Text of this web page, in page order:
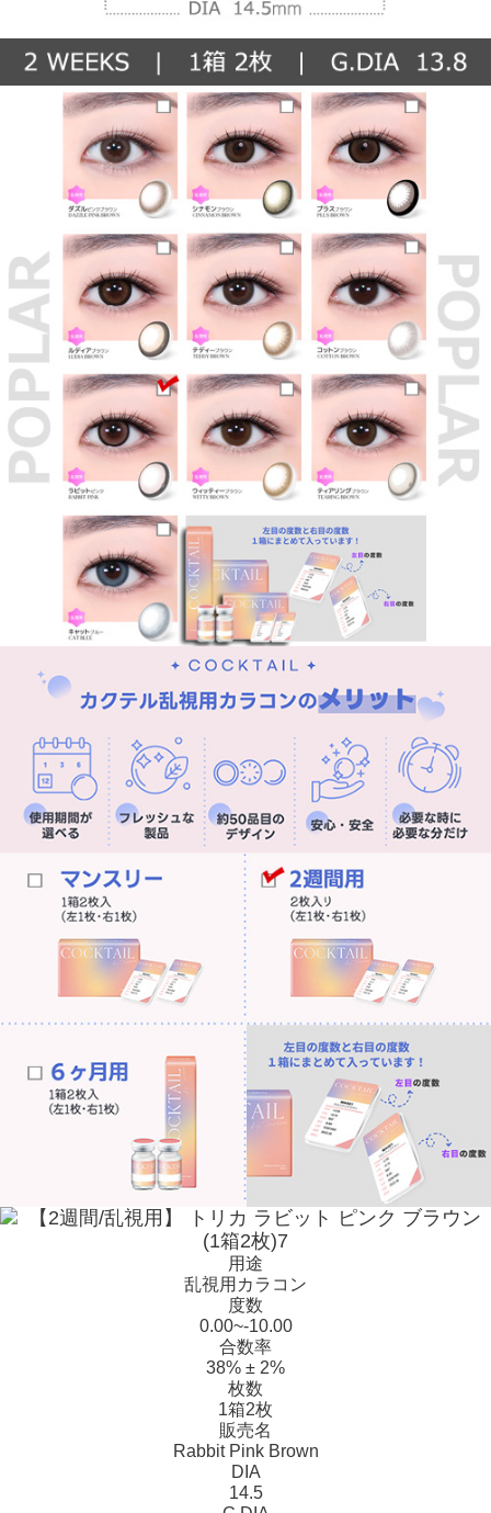
用途
乱視用カラコン
度数
0.00~-10.00
合数率
38% ± 2%
枚数
1箱2枚
販売名
Rabbit Pink Brown
DIA
14.5